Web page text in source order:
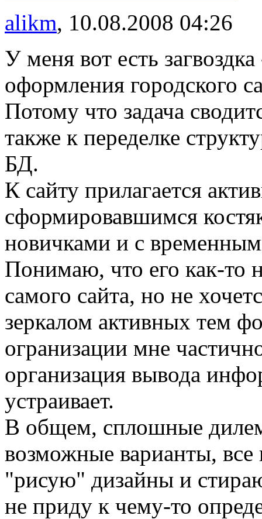
alikm, 10.08.2008 04:26
У меня вот есть
оформления городского
Потому что задача
также к переделке
БД.
К сайту прилагается
сформировавшимся
новичками и с
Понимаю, что его как-то
самого сайта, но не
зеркалом активных тем
огранизации мне
организация вывода
устраивает.
В общем, сплошные
возможные варианты,
"рисую" дизайны и
не приду к чему-то